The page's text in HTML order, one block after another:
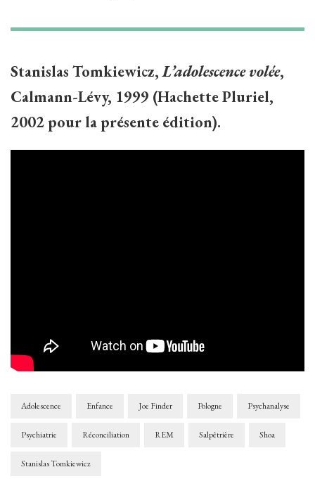
Stanislas Tomkiewicz,L’adolescence volée,
Calmann-Lévy, 1999 (Hachette Pluriel,
2002 pour la présente édition).
Adolescence Enfance Joe Finder Pologne Psychanalyse
Psychiatrie Réconciliation REM Salpêtrière Shoa
Stanislas Tomkiewicz